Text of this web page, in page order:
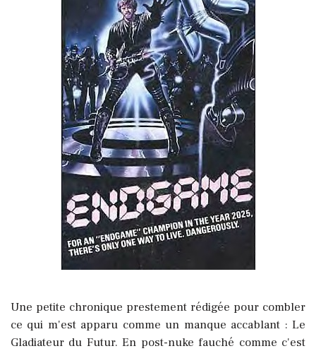
Une petite chronique prestement rédigée pour combler
ce qui m'est apparu comme un manque accablant : Le
Gladiateur du Futur. En post-nuke fauché comme c'est